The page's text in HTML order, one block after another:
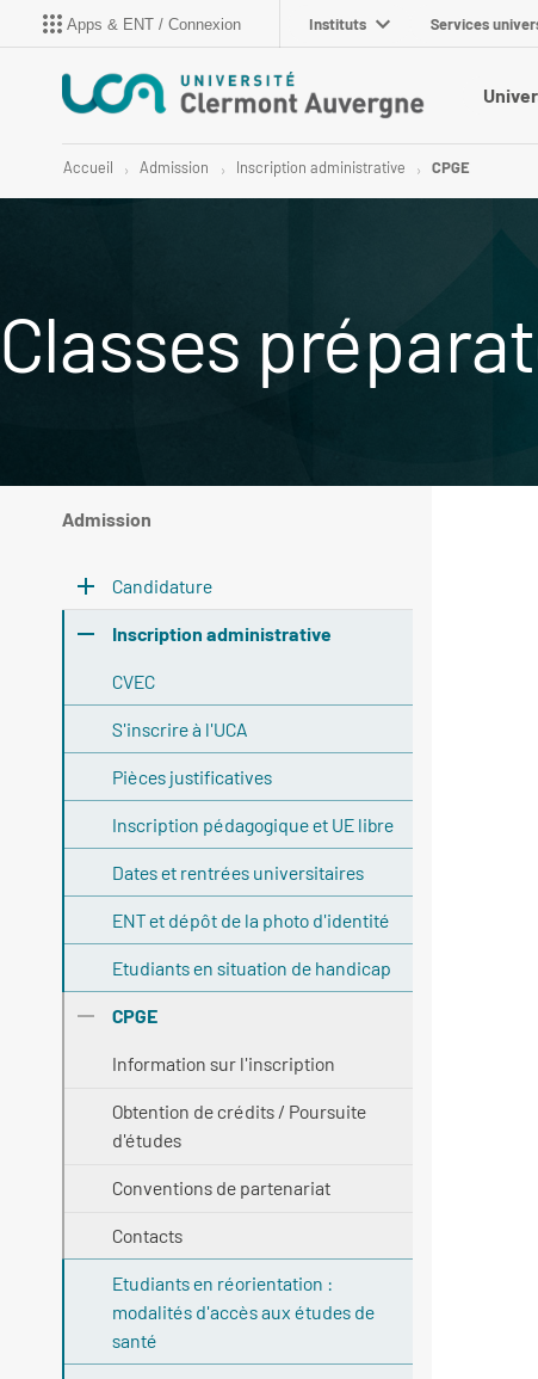
Apps & ENT / Connexion Instituts Services
Accueil Admission Inscription administrative CPGE
Classes
Admission
Candidature
Inscription administrative
CVEC
S'inscrire à l'UCA
Pièces justificatives
Inscription pédagogique et UE libre
Dates et rentrées universitaires
ENT et dépôt de la photo d'identité
Etudiants en situation de handicap
CPGE
Information sur l'inscription
Obtention de crédits / Poursuite
d'études
Conventions de partenariat
Contacts
Etudiants en réorientation :
modalités d'accès aux études de
santé